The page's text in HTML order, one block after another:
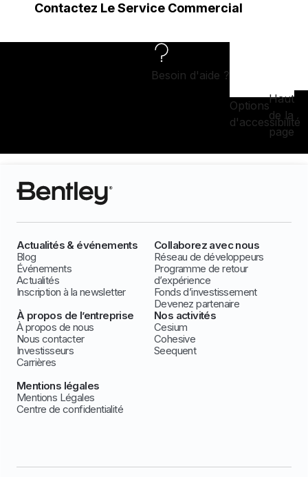
Contactez Le Service Commercial
Besoin d'aide ?
Options
d'accessibilité
Haut
de la
page
Actualités & événements
Blog
Événements
Actualités
Inscription à la newsletter
Collaborez avec nous
Réseau de développeurs
Programme de retour
d’expérience
Fonds d’investissement
Devenez partenaire
À propos de l’entreprise
À propos de nous
Nous contacter
Investisseurs
Carrières
Nos activités
Cesium
Cohesive
Seequent
Mentions légales
Mentions Légales
Centre de confidentialité